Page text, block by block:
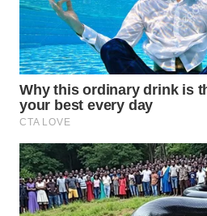
WN
INDRAMAYU
WN
KUNINGAN
WN
MAJALENGKA
WN
SUBANG